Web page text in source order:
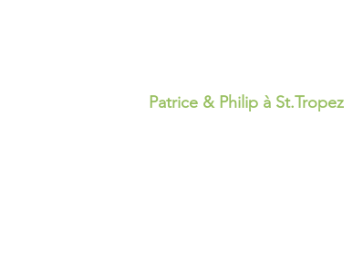
Patrice & Philip à St.Tropez